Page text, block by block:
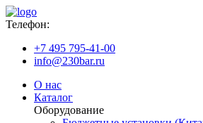
Телефон:
+7 495 795-41-00
info@230bar.ru
О нас
Каталог
Оборудование